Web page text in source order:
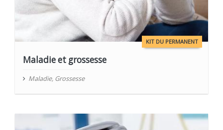
KIT DU PERMANENT
Maladie et grossesse
Maladie, Grossesse